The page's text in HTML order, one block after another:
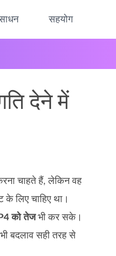
सहयोग
देने में
चाहते हैं, लेकिन वह
लिए चाहिए था।
को तेजभी कर सके।
बदलाव सही तरह से